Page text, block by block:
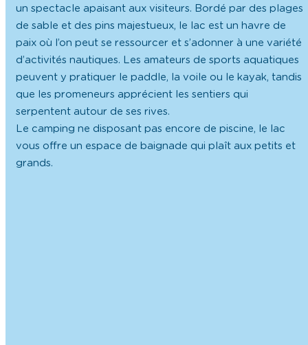
un spectacle apaisant aux visiteurs. Bordé par des plages
de sable et des pins majestueux, le lac est un havre de
paix où l’on peut se ressourcer et s’adonner à une variété
d’activités nautiques. Les amateurs de sports aquatiques
peuvent y pratiquer le paddle, la voile ou le kayak, tandis
que les promeneurs apprécient les sentiers qui
serpentent autour de ses rives.
Le camping ne disposant pas encore de piscine, le lac
vous offre un espace de baignade qui plaît aux petits et
grands.